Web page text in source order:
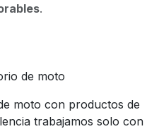
.
de moto
moto con productos de
trabajamos solo con